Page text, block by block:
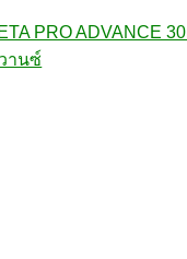
PRO ADVANCE
านซ์